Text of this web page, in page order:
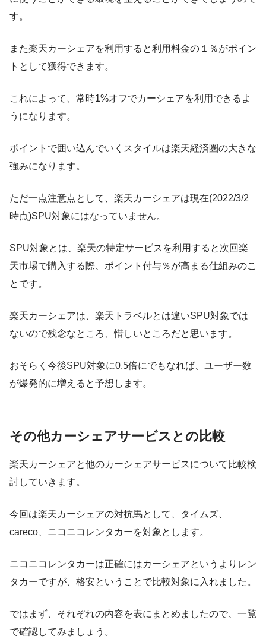
す。
また楽天カーシェアを利用すると利用料金の１％がポイン
トとして獲得できます。
これによって、常時1%オフでカーシェアを利用できるよ
うになります。
ポイントで囲い込んでいくスタイルは楽天経済圏の大きな
強みになります。
ただ一点注意点として、 楽天カーシェアは現在(2022/3/2
時点)SPU対象にはなっていません。
SPU対象とは、楽天の特定サービスを利用すると次回楽
天市場で購入する際、ポイント付与％が高まる仕組みのこ
とです。
楽天カーシェアは、楽天トラベルとは違いSPU対象では
ないので残念なところ、惜しいところだと思います。
おそらく 今後SPU対象に0.5倍にでもなれば、ユーザー数
が爆発的に増える と予想します。
その他カーシェアサービスとの比較
楽天カーシェアと他のカーシェアサービスについて比較検
討していきます。
今回は楽天カーシェアの対抗馬として、 タイムズ
careco
ニコニコレンタカーを対象とします。
ニコニコレンタカーは正確にはカーシェアというよりレン
タカーですが、格安ということで比較対象に入れました。
ではまず、それぞれの内容を表にまとめましたので、一覧
で確認してみましょう。